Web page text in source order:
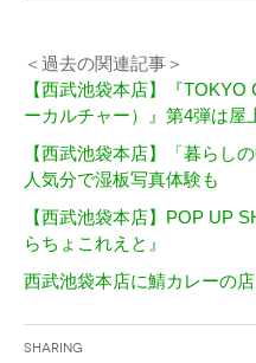
＜過去の関連記事＞
【西武池袋本店】『
ーカルチャー）』第4弾は屋
【西武池袋本店】「暮らし
人気分で湿板写真体験も
【西武池袋本店】POP UP
らちょこれえと』
西武池袋本店に鯖カレーの
Sharing